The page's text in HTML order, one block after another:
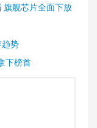
旗舰芯片全面下放
势
下榜首